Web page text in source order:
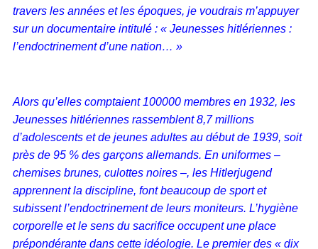
travers les années et les époques, je voudrais m’appuyer
sur un documentaire intitulé : « Jeunesses hitlériennes :
l’endoctrinement d’une nation… »
Alors qu’elles comptaient 100000 membres en 1932, les
Jeunesses hitlériennes rassemblent 8,7 millions
d’adolescents et de jeunes adultes au début de 1939, soit
près de 95 % des garçons allemands. En uniformes –
chemises brunes, culottes noires –, les Hitlerjugend
apprennent la discipline, font beaucoup de sport et
subissent l’endoctrinement de leurs moniteurs. L’hygiène
corporelle et le sens du sacrifice occupent une place
prépondérante dans cette idéologie. Le premier des « dix